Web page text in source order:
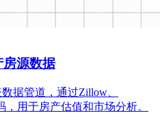
源数据
据管道，通过Zillow、
，用于房产估值和市场分析。